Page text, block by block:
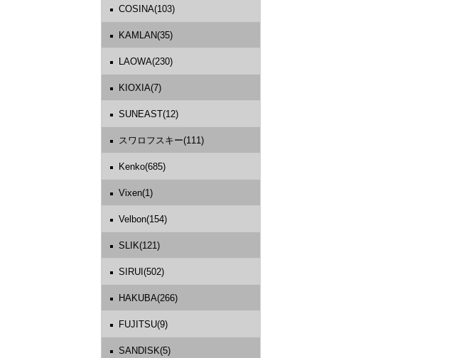
COSINA(103)
KAMLAN(35)
LAOWA(230)
KIOXIA(7)
SUNEAST(12)
スワロフスキー(111)
Kenko(685)
Vixen(1)
Velbon(154)
SLIK(121)
SIRUI(502)
HAKUBA(266)
FUJITSU(9)
SANDISK(5)